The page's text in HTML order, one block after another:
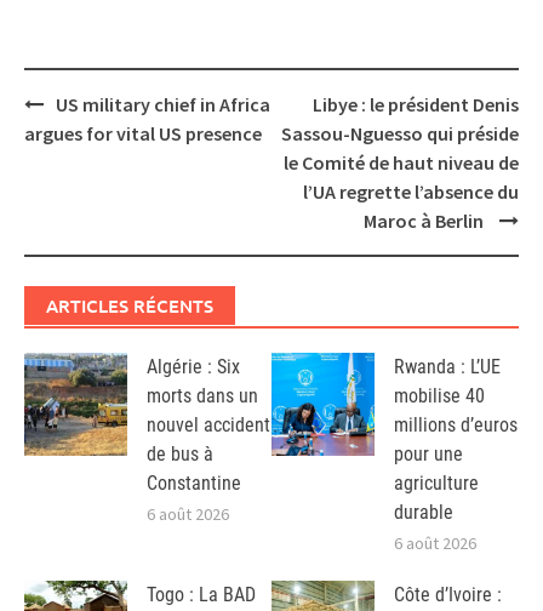
Post
navigation
US military chief in Africa
argues for vital US presence
Libye : le président Denis
Sassou-Nguesso qui préside
le Comité de haut niveau de
l’UA regrette l’absence du
Maroc à Berlin
ARTICLES RÉCENTS
Algérie : Six
morts dans un
nouvel accident
de bus à
Constantine
6 août 2026
Rwanda : L’UE
mobilise 40
millions d’euros
pour une
agriculture
durable
6 août 2026
Togo : La BAD
Côte d’Ivoire :